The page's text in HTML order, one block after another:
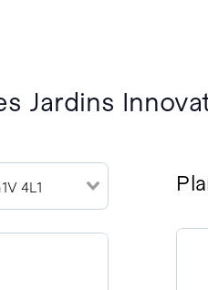
Jardins
4L1